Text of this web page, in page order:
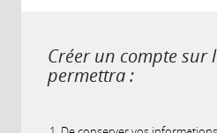
Créer un compte sur
permettra :